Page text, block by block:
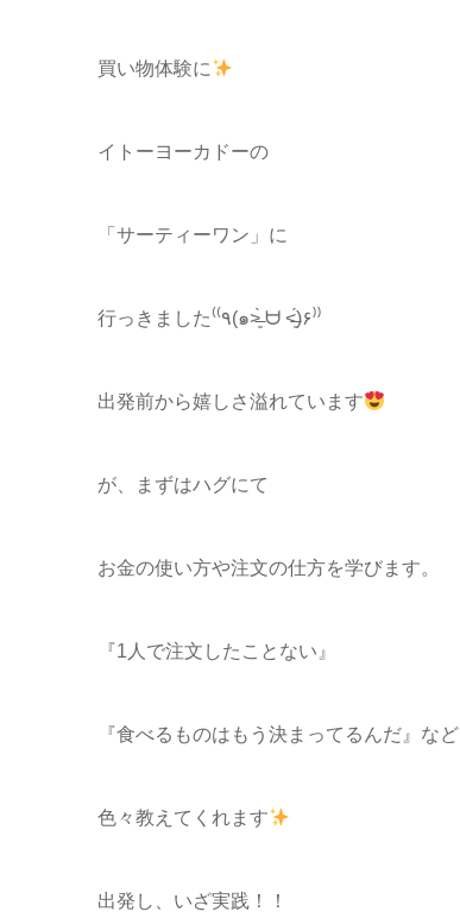
買い物体験に
イトーヨーカドーの
「サーティーワン」に
行っきました⁽⁽٩(๑˃̶͈̀ ᗨ ˂̶͈́)۶⁾⁾
出発前から嬉しさ溢れています
が、まずはハグにて
お金の使い方や注文の仕方を学びます。
『1人で注文したことない』
『食べるものはもう決まってるんだ』など
色々教えてくれます
出発し、いざ実践！！